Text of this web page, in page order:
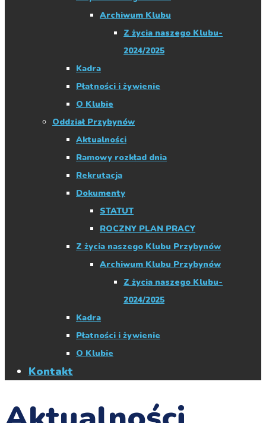
Archiwum Klubu
Z życia naszego Klubu-
2024/2025
Kadra
Płatności i żywienie
O Klubie
Oddział Przybynów
Aktualności
Ramowy rozkład dnia
Rekrutacja
Dokumenty
STATUT
ROCZNY PLAN PRACY
Z życia naszego Klubu Przybynów
Archiwum Klubu Przybynów
Z życia naszego Klubu-
2024/2025
Kadra
Płatności i żywienie
O Klubie
Kontakt